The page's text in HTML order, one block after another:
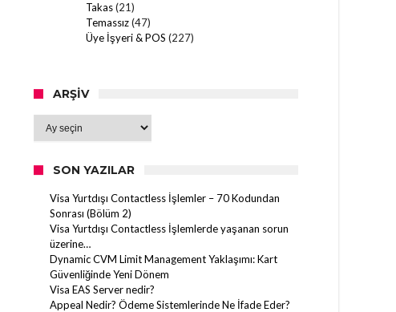
Takas(21)
Temassız(47)
Üye İşyeri & POS (227)
ARŞIV
SON YAZILAR
Visa Yurtdışı Contactless İşlemler – 70 Kodundan
Sonrası (Bölüm 2)
Visa Yurtdışı Contactless İşlemlerde yaşanan sorun
üzerine…
Dynamic CVM Limit Management Yaklaşımı: Kart
Güvenliğinde Yeni Dönem
Visa EAS Server nedir?
Appeal Nedir? Ödeme Sistemlerinde Ne İfade Eder?